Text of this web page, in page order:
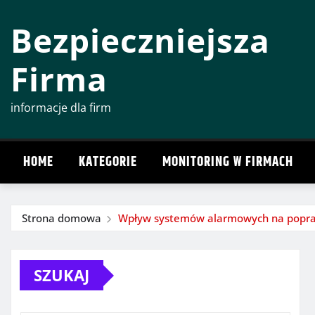
treściBezpieczniejsza
Firma
informacje dla firm
HOME KATEGORIE MONITORING W FIRMACH
Strona domowa Wpływ systemów alarmowych na
SZUKAJ